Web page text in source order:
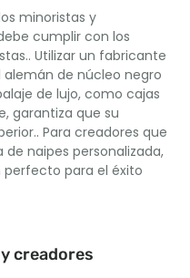
minoristas y
cumplir con los
Utilizar un fabricante
de núcleo negro
de lujo, como cajas
garantiza que su
Para creadores que
naipes personalizada,
perfecto para el éxito
creadores